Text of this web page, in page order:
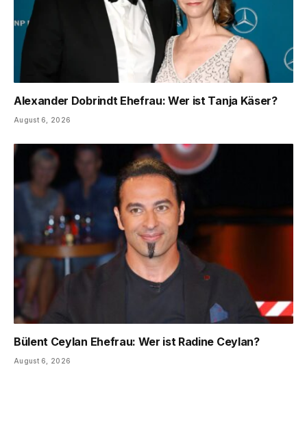
Alexander Dobrindt Ehefrau: Wer ist Tanja Käser?
August 6, 2026
Bülent Ceylan Ehefrau: Wer ist Radine Ceylan?
August 6, 2026